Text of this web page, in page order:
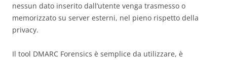
nessun dato inserito dall’utente venga trasmesso o
memorizzato su server esterni, nel pieno rispetto della
privacy.
Il tool DMARC Forensics è semplice da utilizzare, è